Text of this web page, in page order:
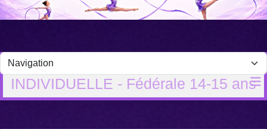
INDIVIDUELLE - Fédérale 14-15 ans